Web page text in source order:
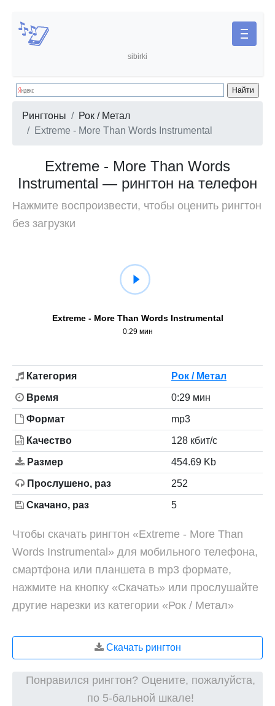
sibirki
Рингтоны
Рок / Метал
Extreme - More Than Words Instrumental
Extreme - More Than Words
Instrumental — рингтон на телефон
Нажмите воспроизвести, чтобы оценить рингтон
без загрузки
Extreme - More Than Words Instrumental
0:29 мин
Категория Рок / Метал
Время 0:29 мин
Формат mp3
Качество 128 кбит/с
Размер 454.69 Kb
Прослушено, раз 252
Скачано, раз 5
Чтобы скачать рингтон «Extreme - More Than
Words Instrumental» для мобильного телефона,
смартфона или планшета в mp3 формате,
нажмите на кнопку «Скачать» или прослушайте
другие нарезки из категории «Рок / Метал»
Скачать рингтон
Понравился рингтон? Оцените, пожалуйста,
по 5-бальной шкале!